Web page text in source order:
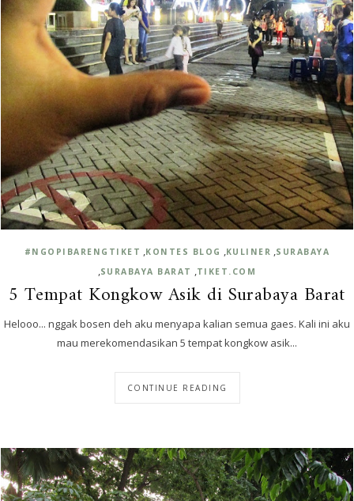
#NGOPIBARENGTIKET ,KONTES BLOG ,KULINER ,SURABAYA
,SURABAYA BARAT ,TIKET.COM
5 Tempat Kongkow Asik di Surabaya Barat
Helooo... nggak bosen deh aku menyapa kalian semua gaes. Kali ini aku
mau merekomendasikan 5 tempat kongkow asik...
CONTINUE READING